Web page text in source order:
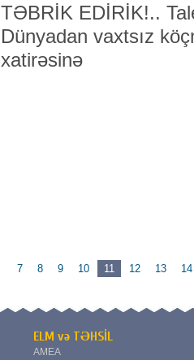
TƏBRİK EDİRİK!..
Dünyadan vaxtsız
7 8 9 10 11 12 13 14
ELM və TƏHSİL
AMEA